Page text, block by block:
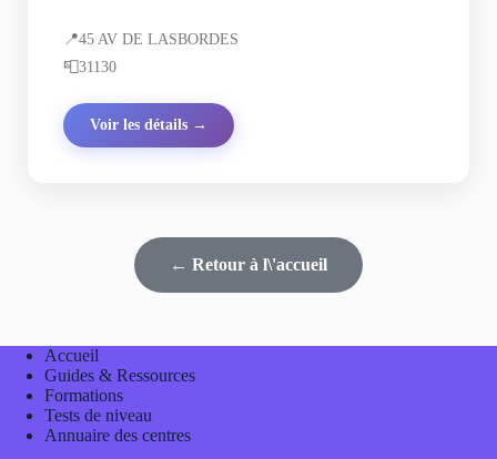
📍45 AV DE LASBORDES
📮31130
Voir les détails →
← Retour à l\'accueil
Accueil
Guides & Ressources
Formations
Tests de niveau
Annuaire des centres